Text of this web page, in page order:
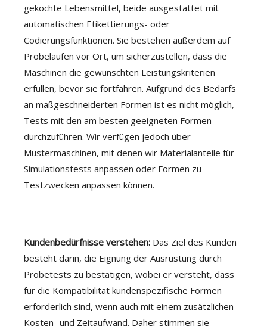
gekochte Lebensmittel, beide ausgestattet mit
automatischen Etikettierungs- oder
Codierungsfunktionen. Sie bestehen außerdem auf
Probeläufen vor Ort, um sicherzustellen, dass die
Maschinen die gewünschten Leistungskriterien
erfüllen, bevor sie fortfahren. Aufgrund des Bedarfs
an maßgeschneiderten Formen ist es nicht möglich,
Tests mit den am besten geeigneten Formen
durchzuführen. Wir verfügen jedoch über
Mustermaschinen, mit denen wir Materialanteile für
Simulationstests anpassen oder Formen zu
Testzwecken anpassen können.
Kundenbedürfnisse verstehen: Das Ziel des Kunden
besteht darin, die Eignung der Ausrüstung durch
Probetests zu bestätigen, wobei er versteht, dass
für die Kompatibilität kundenspezifische Formen
erforderlich sind, wenn auch mit einem zusätzlichen
Kosten- und Zeitaufwand. Daher stimmen sie